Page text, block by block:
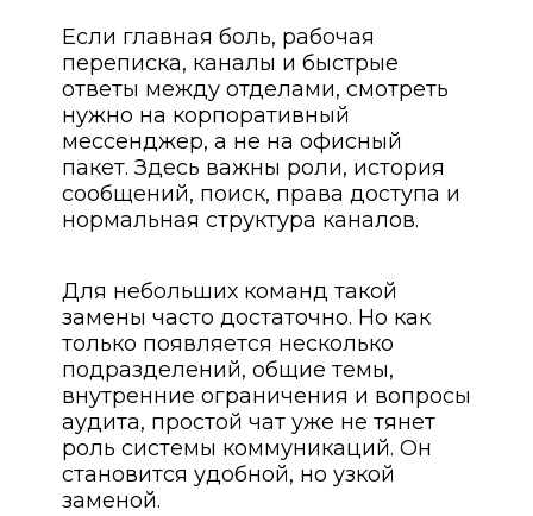
Если главная боль, рабочая
переписка, каналы и быстрые
ответы между отделами, смотреть
нужно на корпоративный
мессенджер, а не на офисный
пакет. Здесь важны роли, история
сообщений, поиск, права доступа и
нормальная структура каналов.
Для небольших команд такой
замены часто достаточно. Но как
только появляется несколько
подразделений, общие темы,
внутренние ограничения и вопросы
аудита, простой чат уже не тянет
роль системы коммуникаций. Он
становится удобной, но узкой
заменой.